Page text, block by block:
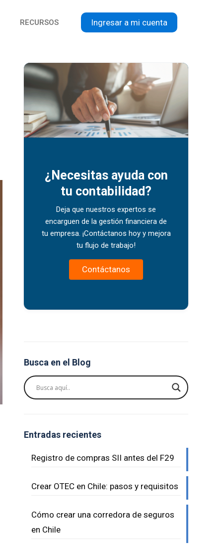
RECURSOS Ingresar a mi cuenta
¿Necesitas ayuda con
tu contabilidad?
Deja que nuestros expertos se
encarguen de la gestión financiera de
tu empresa. ¡Contáctanos hoy y mejora
tu flujo de trabajo!
Contáctanos
Busca en el Blog
Entradas recientes
Registro de compras SII antes del F29
Crear OTEC en Chile: pasos y requisitos
Cómo crear una corredora de seguros
en Chile